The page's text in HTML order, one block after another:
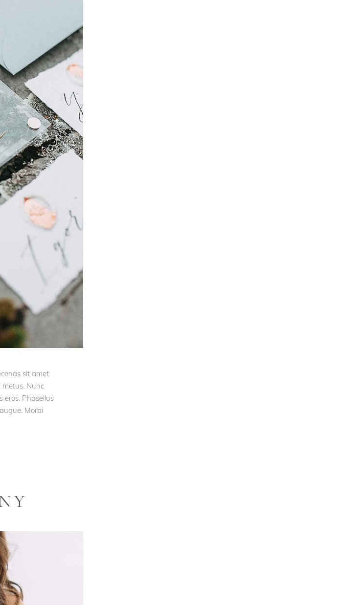
sit amet
Nunc
eros. Phasellus
Morbi